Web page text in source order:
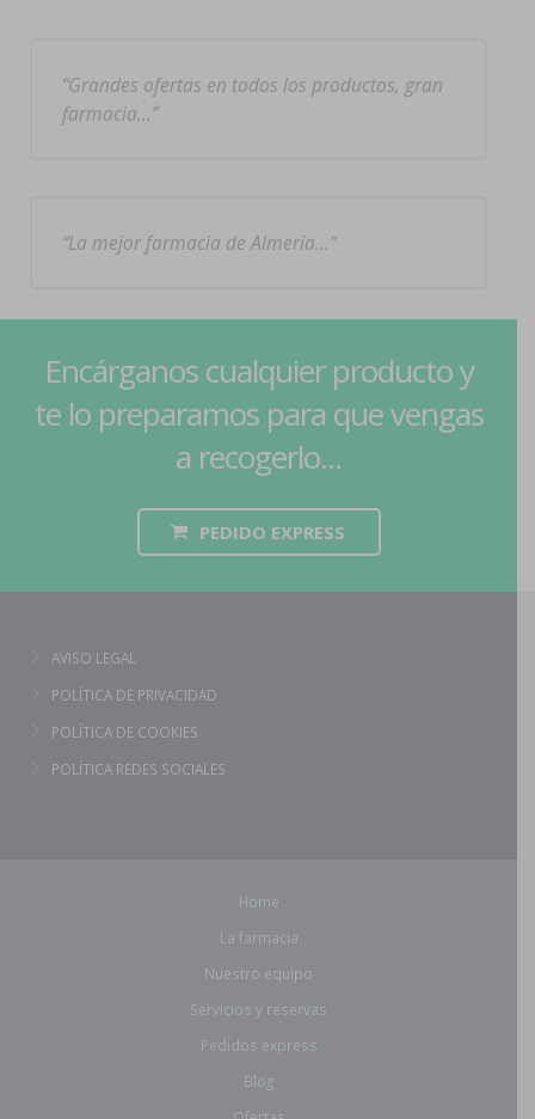
Grandes ofertas en todos los productos, gran
farmacia…
La mejor farmacia de Almería…
Encárganos cualquier producto y
te lo preparamos para que vengas
a recogerlo...
PEDIDO EXPRESS
AVISO LEGAL
POLÍTICA DE PRIVACIDAD
POLÍTICA DE COOKIES
POLÍTICA REDES SOCIALES
Home
La farmacia
Nuestro equipo
Servicios y reservas
Pedidos express
Blog